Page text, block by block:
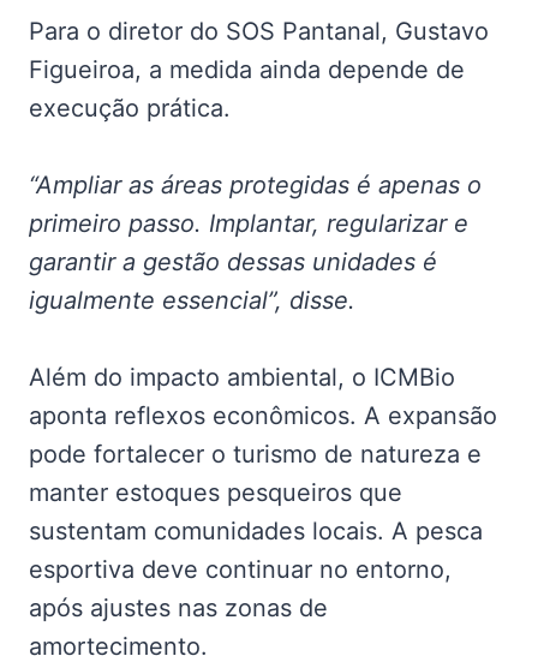
Para o diretor do SOS Pantanal, Gustavo
Figueiroa, a medida ainda depende de
execução prática.
“Ampliar as áreas protegidas é apenas o
primeiro passo. Implantar, regularizar e
garantir a gestão dessas unidades é
igualmente essencial”, disse.
Além do impacto ambiental, o ICMBio
aponta reflexos econômicos. A expansão
pode fortalecer o turismo de natureza e
manter estoques pesqueiros que
sustentam comunidades locais. A pesca
esportiva deve continuar no entorno,
após ajustes nas zonas de
amortecimento.